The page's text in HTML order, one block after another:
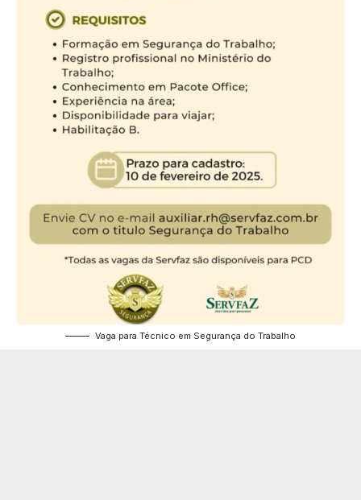
Vaga para Técnico em Segurança do Trabalho